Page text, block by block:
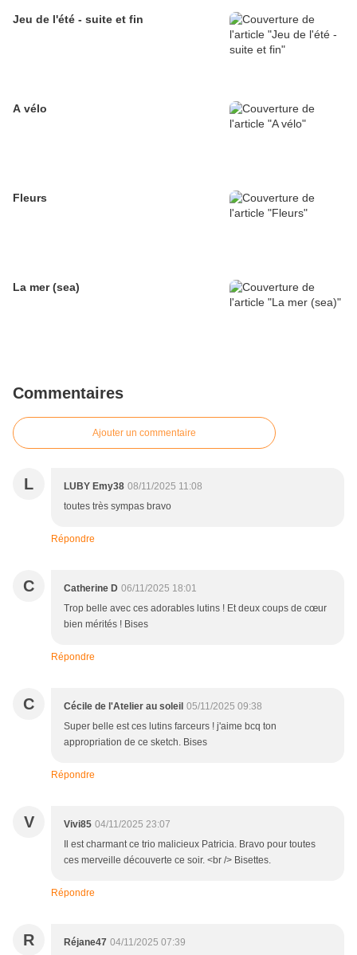
Jeu de l'été - suite et fin
A vélo
Fleurs
La mer (sea)
Commentaires
Ajouter un commentaire
L LUBY Emy38 08/11/2025 11:08
toutes très sympas bravo
Répondre
C Catherine D 06/11/2025 18:01
Trop belle avec ces adorables lutins ! Et deux coups de cœur
bien mérités ! Bises
Répondre
C Cécile de l'Atelier au soleil 05/11/2025 09:38
Super belle est ces lutins farceurs ! j'aime bcq ton
appropriation de ce sketch. Bises
Répondre
V Vivi85 04/11/2025 23:07
Il est charmant ce trio malicieux Patricia. Bravo pour toutes
ces merveille découverte ce soir. <br /> Bisettes.
Répondre
R Réjane47 04/11/2025 07:39